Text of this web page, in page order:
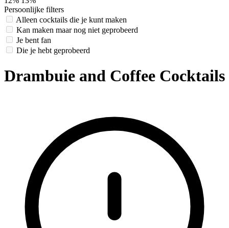
Persoonlijke filters
Alleen cocktails die je kunt maken
Kan maken maar nog niet geprobeerd
Je bent fan
Die je hebt geprobeerd
Drambuie and Coffee Cocktails